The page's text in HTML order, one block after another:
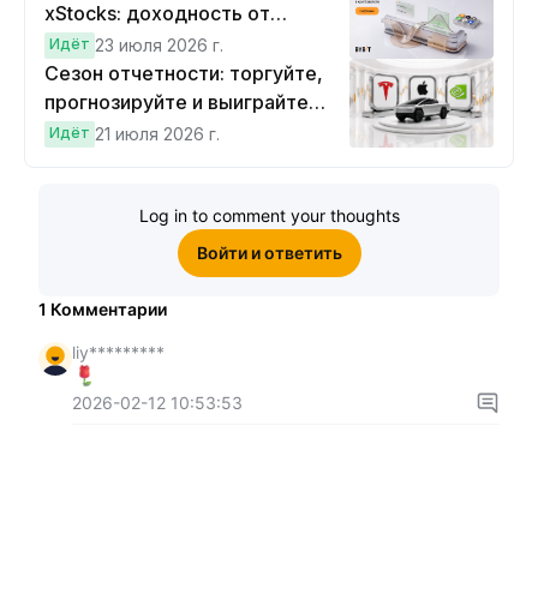
xStocks: доходность от
прогнозов
Идёт 23 июля 2026 г.
Сезон отчетности: торгуйте,
прогнозируйте и выиграйте
Cybertruck!
Идёт 21 июля 2026 г.
Log in to comment your thoughts
Войти и ответить
1 Комментарии
liy*********
2026-02-12 10:53:53